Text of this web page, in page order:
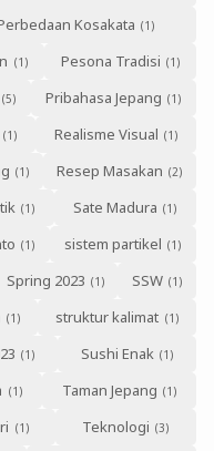
Kosakata
Pesona Tradisi
Pribahasa Jepang
Realisme Visual
Resep Masakan
Sate Madura
sistem partikel
Spring 2023
SSW
struktur kalimat
Sushi Enak
Taman Jepang
Teknologi